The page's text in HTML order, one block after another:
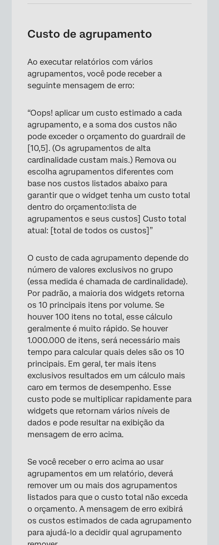
Custo de agrupamento
Ao executar relatórios com vários
agrupamentos, você pode receber a
seguinte mensagem de erro:
“Oops! aplicar um custo estimado a cada
agrupamento, e a soma dos custos não
pode exceder o orçamento do guardrail de
[10,5]. (Os agrupamentos de alta
cardinalidade custam mais.) Remova ou
escolha agrupamentos diferentes com
base nos custos listados abaixo para
garantir que o widget tenha um custo total
dentro do orçamento:lista de
agrupamentos e seus custos] Custo total
atual: [total de todos os custos]”
O custo de cada agrupamento depende do
número de valores exclusivos no grupo
(essa medida é chamada de cardinalidade).
Por padrão, a maioria dos widgets retorna
os 10 principais itens por volume. Se
houver 100 itens no total, esse cálculo
geralmente é muito rápido. Se houver
1.000.000 de itens, será necessário mais
tempo para calcular quais deles são os 10
principais. Em geral, ter mais itens
exclusivos resultados em um cálculo mais
caro em termos de desempenho. Esse
custo pode se multiplicar rapidamente para
widgets que retornam vários níveis de
dados e pode resultar na exibição da
mensagem de erro acima.
Se você receber o erro acima ao usar
agrupamentos em um relatório, deverá
remover um ou mais dos agrupamentos
listados para que o custo total não exceda
o orçamento. A mensagem de erro exibirá
os custos estimados de cada agrupamento
para ajudá-lo a decidir qual agrupamento